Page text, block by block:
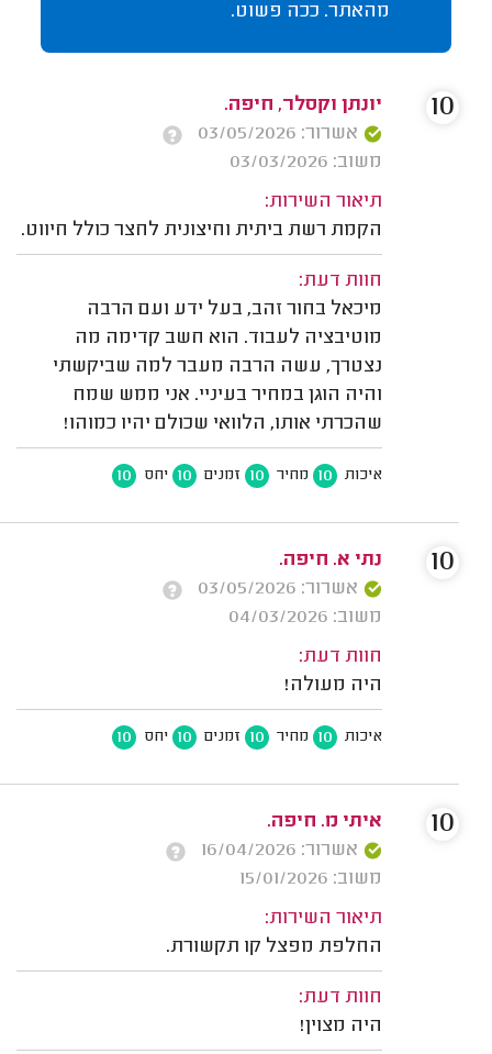
מהאתר. ככה פשוט.
יונתן וקסלר, חיפה.
אשרור: 03/05/2026
משוב: 03/03/2026
תיאור השירות:
הקמת רשת ביתית וחיצונית לחצר כולל חיווט.
חוות דעת:
מיכאל בחור זהב, בעל ידע ועם הרבה
מוטיבציה לעבוד. הוא חשב קדימה מה
נצטרך, עשה הרבה מעבר למה שביקשתי
והיה הוגן במחיר בעיניי. אני ממש שמח
שהכרתי אותו, הלוואי שכולם יהיו כמוהו!
איכות 10 מחיר 10 זמנים 10 יחס 10
10
נתי א. חיפה.
אשרור: 03/05/2026
משוב: 04/03/2026
חוות דעת:
היה מעולה!
איכות 10 מחיר 10 זמנים 10 יחס 10
10
איתי מ. חיפה.
אשרור: 16/04/2026
משוב: 15/01/2026
תיאור השירות:
החלפת מפצל קו תקשורת.
חוות דעת:
היה מצוין!
10